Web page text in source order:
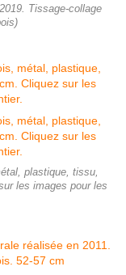
Tissage-collage
plastique, tissu,
les images pour les